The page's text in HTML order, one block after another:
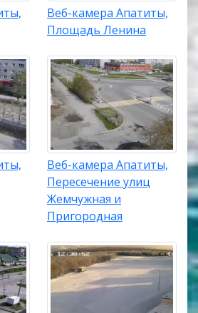
Веб-камера Апатиты,
Площадь Ленина
Веб-камера Апатиты,
Пересечение улиц
Жемчужная и
Пригородная